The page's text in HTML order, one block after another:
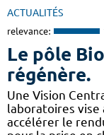
ACTUALITÉS
relevance:
Le pôle
régénère.
Une Vision
laboratoires vise
accélérer le